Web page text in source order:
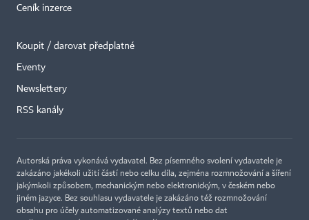
Ceník inzerce
Koupit / darovat předplatné
Eventy
Newslettery
RSS kanály
Autorská práva vykonává vydavatel. Bez písemného svolení vydavatele je
zakázáno jakékoli užití částí nebo celku díla, zejména rozmnožování a šíření
jakýmkoli způsobem, mechanickým nebo elektronickým, v českém nebo
jiném jazyce. Bez souhlasu vydavatele je zakázáno též rozmnožování
obsahu pro účely automatizované analýzy textů nebo dat